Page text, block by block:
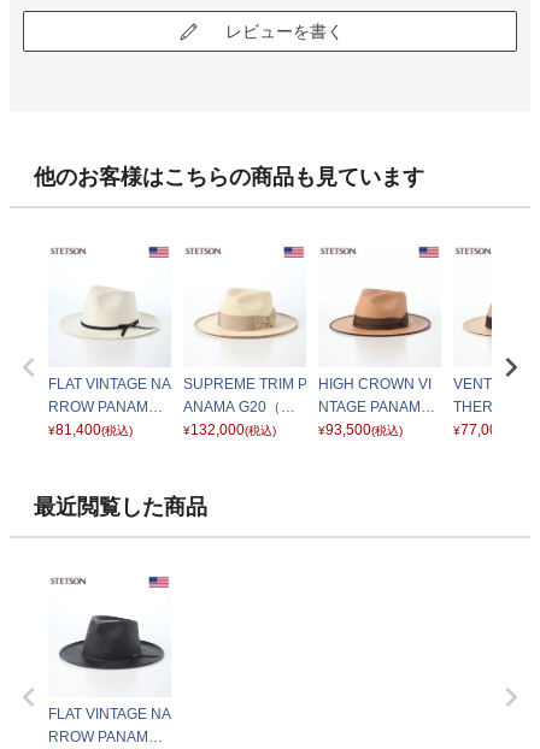
レビューを書く
他のお客様はこちらの商品も見ています
FLAT VINTAGE NA
RROW PANAMA
G12（フラット ヴ
76 オフホワイト
¥81,400(税込)
SUPREME TRIM P
ANAMA G20（ス
プリーム トリム パ
¥132,000(税込)
HIGH CROWN VI
NTAGE PANAMA
G12（ハイクラウ
¥93,500(税込)
THER
8（ベンチレ
¥77,000
最近閲覧した商品
FLAT VINTAGE NA
RROW PANAMA